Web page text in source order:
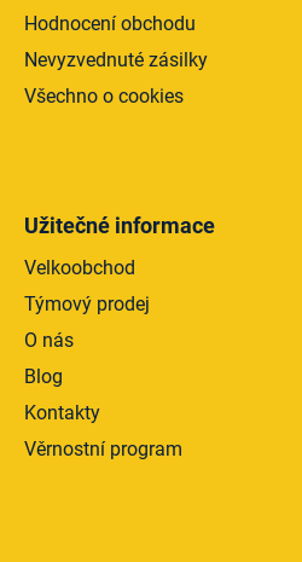
Hodnocení obchodu
Nevyzvednuté zásilky
Všechno o cookies
Užitečné informace
Velkoobchod
Týmový prodej
O nás
Blog
Kontakty
Věrnostní program